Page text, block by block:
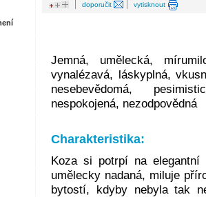
| doporučit | vytisknout
Jemná, umělecká,
vynalézavá, láskyplná,
nesebevědomá,
nespokojená, nezodpovědná
Charakteristika:
Koza si potrpí na
umělecky nadaná, miluje
bytostí, kdyby nebyla tak